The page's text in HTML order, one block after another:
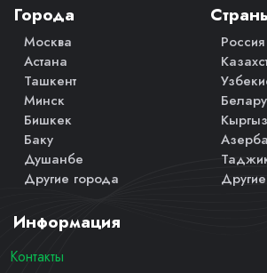
Города
Москва
Астана
Ташкент
Минск
Бишкек
Баку
Душанбе
Другие города
Россия
Информация
Контакты